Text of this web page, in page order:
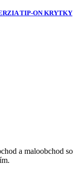
TIP-ON KRYTKY
a maloobchod so